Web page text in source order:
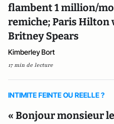
flambent 1 million/
remiche; Paris Hilton
Britney Spears
Kimberley Bort
17 min de lecture
INTIMITE FEINTE OU REELLE ?
« Bonjour monsieur le